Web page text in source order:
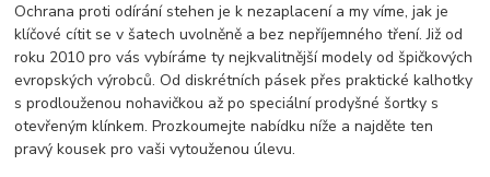
Ochrana proti odírání stehen je k nezaplacení a my víme, jak je
klíčové cítit se v šatech uvolněně a bez nepříjemného tření. Již od
roku 2010 pro vás vybíráme ty nejkvalitnější modely od špičkových
evropských výrobců. Od diskrétních pásek přes praktické kalhotky
s prodlouženou nohavičkou až po speciální prodyšné šortky s
otevřeným klínkem. Prozkoumejte nabídku níže a najděte ten
pravý kousek pro vaši vytouženou úlevu.